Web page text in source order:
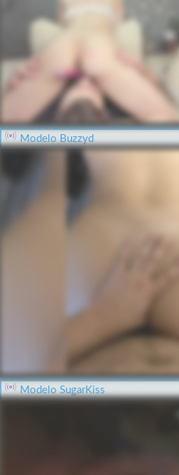
Modelo Buzzyd
Modelo SugarKiss